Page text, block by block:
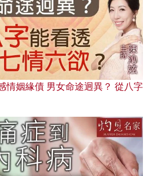
情姻緣債 男女命途迥異？ 從八字